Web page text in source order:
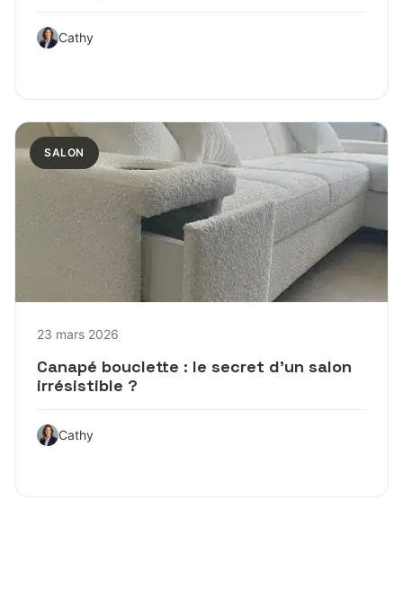
Cathy
SALON
23 mars 2026
Canapé bouclette : le secret d’un salon
irrésistible ?
Cathy